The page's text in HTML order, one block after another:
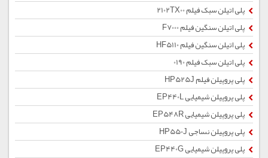
پلی اتیلن سبک فیلم 2102TX00
پلی اتیلن سنگین فیلم F7000
پلی اتیلن سنگین فیلم HF5110
پلی اتیلن سبک فیلم 0190
پلی پروپیلن فیلم HP525J
پلی پروپیلن شیمیایی EP440L
پلی پروپیلن شیمیایی EP548R
پلی پروپیلن نساجی HP550J
پلی پروپیلن شیمیایی EP440G